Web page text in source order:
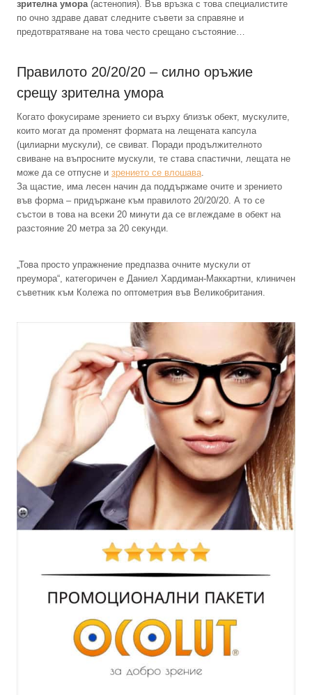
зрителна умора(астенопия). Във връзка с това специалистите
по очно здраве дават следните съвети за справяне и
предотвратяване на това често срещано състояние…
Правилото 20/20/20 – силно оръжие
срещу зрителна умора
Когато фокусираме зрението си върху близък обект, мускулите,
които могат да променят формата на лещената капсула
(цилиарни мускули), се свиват. Поради продължителното
свиване на въпросните мускули, те става спастични, лещата не
може да се отпусне и зрението се влошава.
За щастие, има лесен начин да поддържаме очите и зрението
във форма – придържане към правилото 20/20/20. А то се
състои в това на всеки 20 минути да се вглеждаме в обект на
разстояние 20 метра за 20 секунди.
„Това просто упражнение предпазва очните мускули от
преумора“, категоричен е Даниел Хардиман-Маккартни, клиничен
съветник към Колежа по оптометрия във Великобритания.